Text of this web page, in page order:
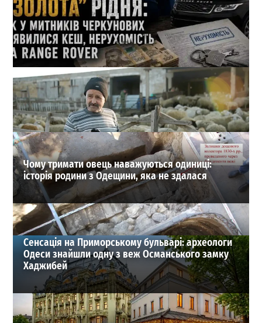
Кеш і Range Rover від пенсіонерки: які подарунки
отримала родина 1-го зама Одеської митниці
1
21-07-2026 в 11:08
ВИБІР РЕДАКЦІЇ
Чому тримати овець наважуються одиниці:
історія родини з Одещини, яка не здалася
Сенсація на Приморському бульварі: археологи
Одеси знайшли одну з веж Османського замку
Хаджибей